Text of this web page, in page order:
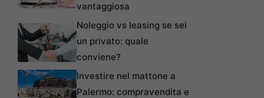
vantaggiosa
Noleggio vs leasing se sei
un privato: quale
conviene?
Investire nel mattone a
Palermo: compravendita e